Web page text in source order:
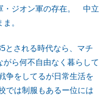
・ジオン軍の存在。 中立
。
とされる時代なら、マチ
ら何不自由なく暮らして
争をしてるが日常生活を
では制服もあるー位には